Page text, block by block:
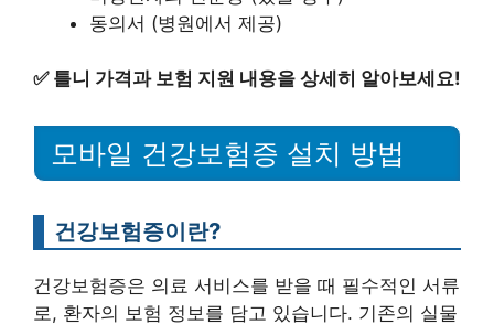
동의서 (병원에서 제공)
✅ 틀니 가격과 보험 지원 내용을 상세히 알아보세요!
모바일 건강보험증 설치 방법
건강보험증이란?
건강보험증은 의료 서비스를 받을 때 필수적인 서류
로, 환자의 보험 정보를 담고 있습니다. 기존의 실물